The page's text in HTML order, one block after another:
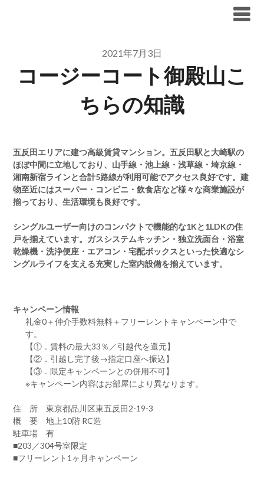
2021年7月3日
コージーコート御殿山こ
ちらの知識
五反田エリアに建つ高級賃貸マンション。五反田駅と大崎駅の
ほぼ中間に立地しており、山手線・池上線・浅草線・埼京線・
湘南新宿ラインと合計5路線が利用可能でアクセス良好です。建
物至近にはスーパー・コンビニ・飲食店など様々な商業施設が
揃っており、生活環境も良好です。
シングルユーザー向けのコンパクトで機能的な1Kと1LDKの住
戸を揃えています。ガスシステムキッチン・独立洗面台・浴室
乾燥機・洗浄便座・エアコン・宅配ボックスといった快適なシ
ングルライフを支える充実した室内設備を揃えています。
キャンペーン情報
礼金0＋仲介手数料無料＋ フリーレント キャンペーン中で
す。
【①．賃料の最大33％／引越代を還元】
【②．引越し完了後→指定口座へ振込】
【③．限定キャンペーンとの併用不可】
※キャンペーン内容はお部屋により異なります。
住 所 東京都品川区東五反田2-19-3
概 要 地上10階 RC造
駐車場 有
■203／304号室限定
■フリーレント1ヶ月キャンペーン